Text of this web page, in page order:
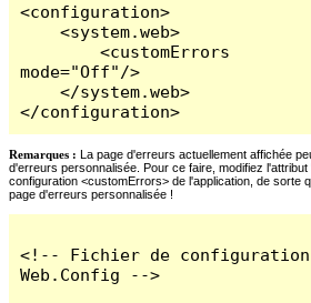
<configuration>
    <system.web>
        <customErrors
mode="Off"/>
    </system.web>
</configuration>
Remarques : La page d'erreurs actuellement affichée
d'erreurs personnalisée. Pour ce faire, modifiez
configuration <customErrors> de l'application, de sorte
page d'erreurs personnalisée !
<!-- Fichier de configuration
Web.Config -->